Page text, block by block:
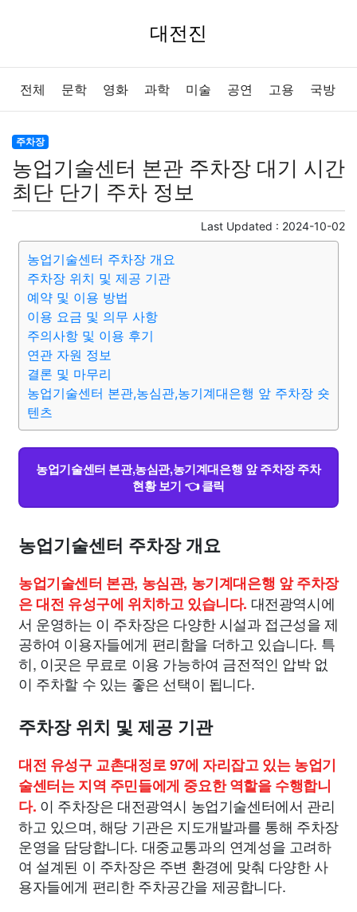
대전진
전체 문학 영화 과학 미술 공연 고용 국방
법률
보건 질병 가요 방송 일상 주식 암호화폐
반려동물 패션 미용
증권 인테리어 요리 상품리뷰
게임 스포츠 사진
맛집 IT 컴퓨터
의료 의학 경제 마케팅 부동산 외국어 교육
주차장
농업기술센터 본관 주차장 대기 시간
최단 단기 주차 정보
Last Updated : 2024-10-02
농업기술센터 주차장 개요
주차장 위치 및 제공 기관
예약 및 이용 방법
이용 요금 및 의무 사항
주의사항 및 이용 후기
연관 자원 정보
결론 및 마무리
농업기술센터 본관,농심관,농기계대은행 앞 주차장 숏
텐츠
농업기술센터 본관,농심관,농기계대은행 앞 주차장 주차
현황 보기 👈 클릭
농업기술센터 주차장 개요
농업기술센터 본관, 농심관, 농기계대은행 앞 주차장
은 대전 유성구에 위치하고 있습니다. 대전광역시에
서 운영하는 이 주차장은 다양한 시설과 접근성을 제
공하여 이용자들에게 편리함을 더하고 있습니다. 특
히, 이곳은 무료로 이용 가능하여 금전적인 압박 없
이 주차할 수 있는 좋은 선택이 됩니다.
주차장 위치 및 제공 기관
대전 유성구 교촌대정로 97에 자리잡고 있는 농업기
술센터는 지역 주민들에게 중요한 역할을 수행합니
다. 이 주차장은 대전광역시 농업기술센터에서 관리
하고 있으며, 해당 기관은 지도개발과를 통해 주차장
운영을 담당합니다. 대중교통과의 연계성을 고려하
여 설계된 이 주차장은 주변 환경에 맞춰 다양한 사
용자들에게 편리한 주차공간을 제공합니다.